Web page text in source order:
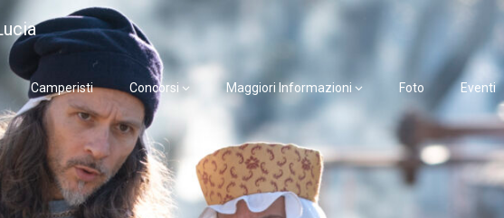
Camperisti Concorsi Maggiori Informazioni Foto Eventi